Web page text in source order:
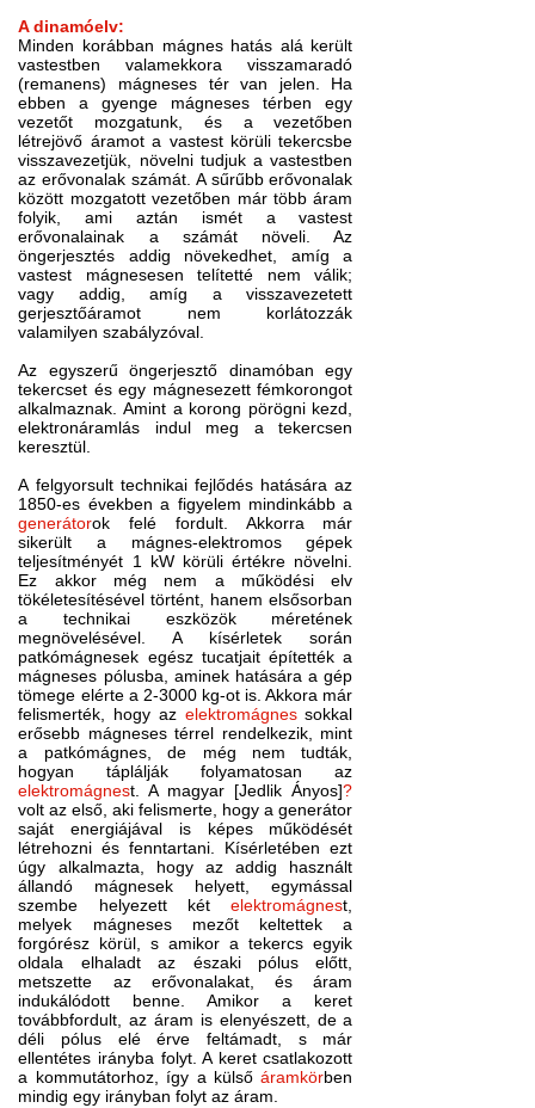
A dinamóelv:
Minden korábban mágnes hatás alá került
vastestben valamekkora visszamaradó
(remanens) mágneses tér van jelen. Ha
ebben a gyenge mágneses térben egy
vezetőt mozgatunk, és a vezetőben
létrejövő áramot a vastest körüli tekercsbe
visszavezetjük, növelni tudjuk a vastestben
az erővonalak számát. A sűrűbb erővonalak
között mozgatott vezetőben már több áram
folyik, ami aztán ismét a vastest
erővonalainak a számát növeli. Az
öngerjesztés addig növekedhet, amíg a
vastest mágnesesen telítetté nem válik;
vagy addig, amíg a visszavezetett
gerjesztőáramot nem korlátozzák
valamilyen szabályzóval.
Az egyszerű öngerjesztő dinamóban egy
tekercset és egy mágnesezett fémkorongot
alkalmaznak. Amint a korong pörögni kezd,
elektronáramlás indul meg a tekercsen
keresztül.
A felgyorsult technikai fejlődés hatására az
1850-es években a figyelem mindinkább a
generátorok felé fordult. Akkorra már
sikerült a mágnes-elektromos gépek
teljesítményét 1 kW körüli értékre növelni.
Ez akkor még nem a működési elv
tökéletesítésével történt, hanem elsősorban
a technikai eszközök méretének
megnövelésével. A kísérletek során
patkómágnesek egész tucatjait építették a
mágneses pólusba, aminek hatására a gép
tömege elérte a 2-3000 kg-ot is. Akkora már
felismerték, hogy az elektromágnessokkal
erősebb mágneses térrel rendelkezik, mint
a patkómágnes, de még nem tudták,
hogyan táplálják folyamatosan az
elektromágnest. A magyar [Jedlik Ányos]?
volt az első, aki felismerte, hogy a generátor
saját energiájával is képes működését
létrehozni és fenntartani. Kísérletében ezt
úgy alkalmazta, hogy az addig használt
állandó mágnesek helyett, egymással
szembe helyezett kételektromágnest,
melyek mágneses mezőt keltettek a
forgórész körül, s amikor a tekercs egyik
oldala elhaladt az északi pólus előtt,
metszette az erővonalakat, és áram
indukálódott benne. Amikor a keret
továbbfordult, az áram is elenyészett, de a
déli pólus elé érve feltámadt, s már
ellentétes irányba folyt. A keret csatlakozott
a kommutátorhoz, így a külsőáramkörben
mindig egy irányban folyt az áram.